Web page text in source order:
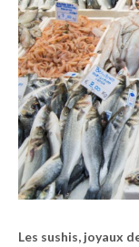
Les sushis, joyaux